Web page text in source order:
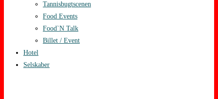
Tannisbugtscenen
Food Events
Food`N Talk
Billet / Event
Hotel
Selskaber